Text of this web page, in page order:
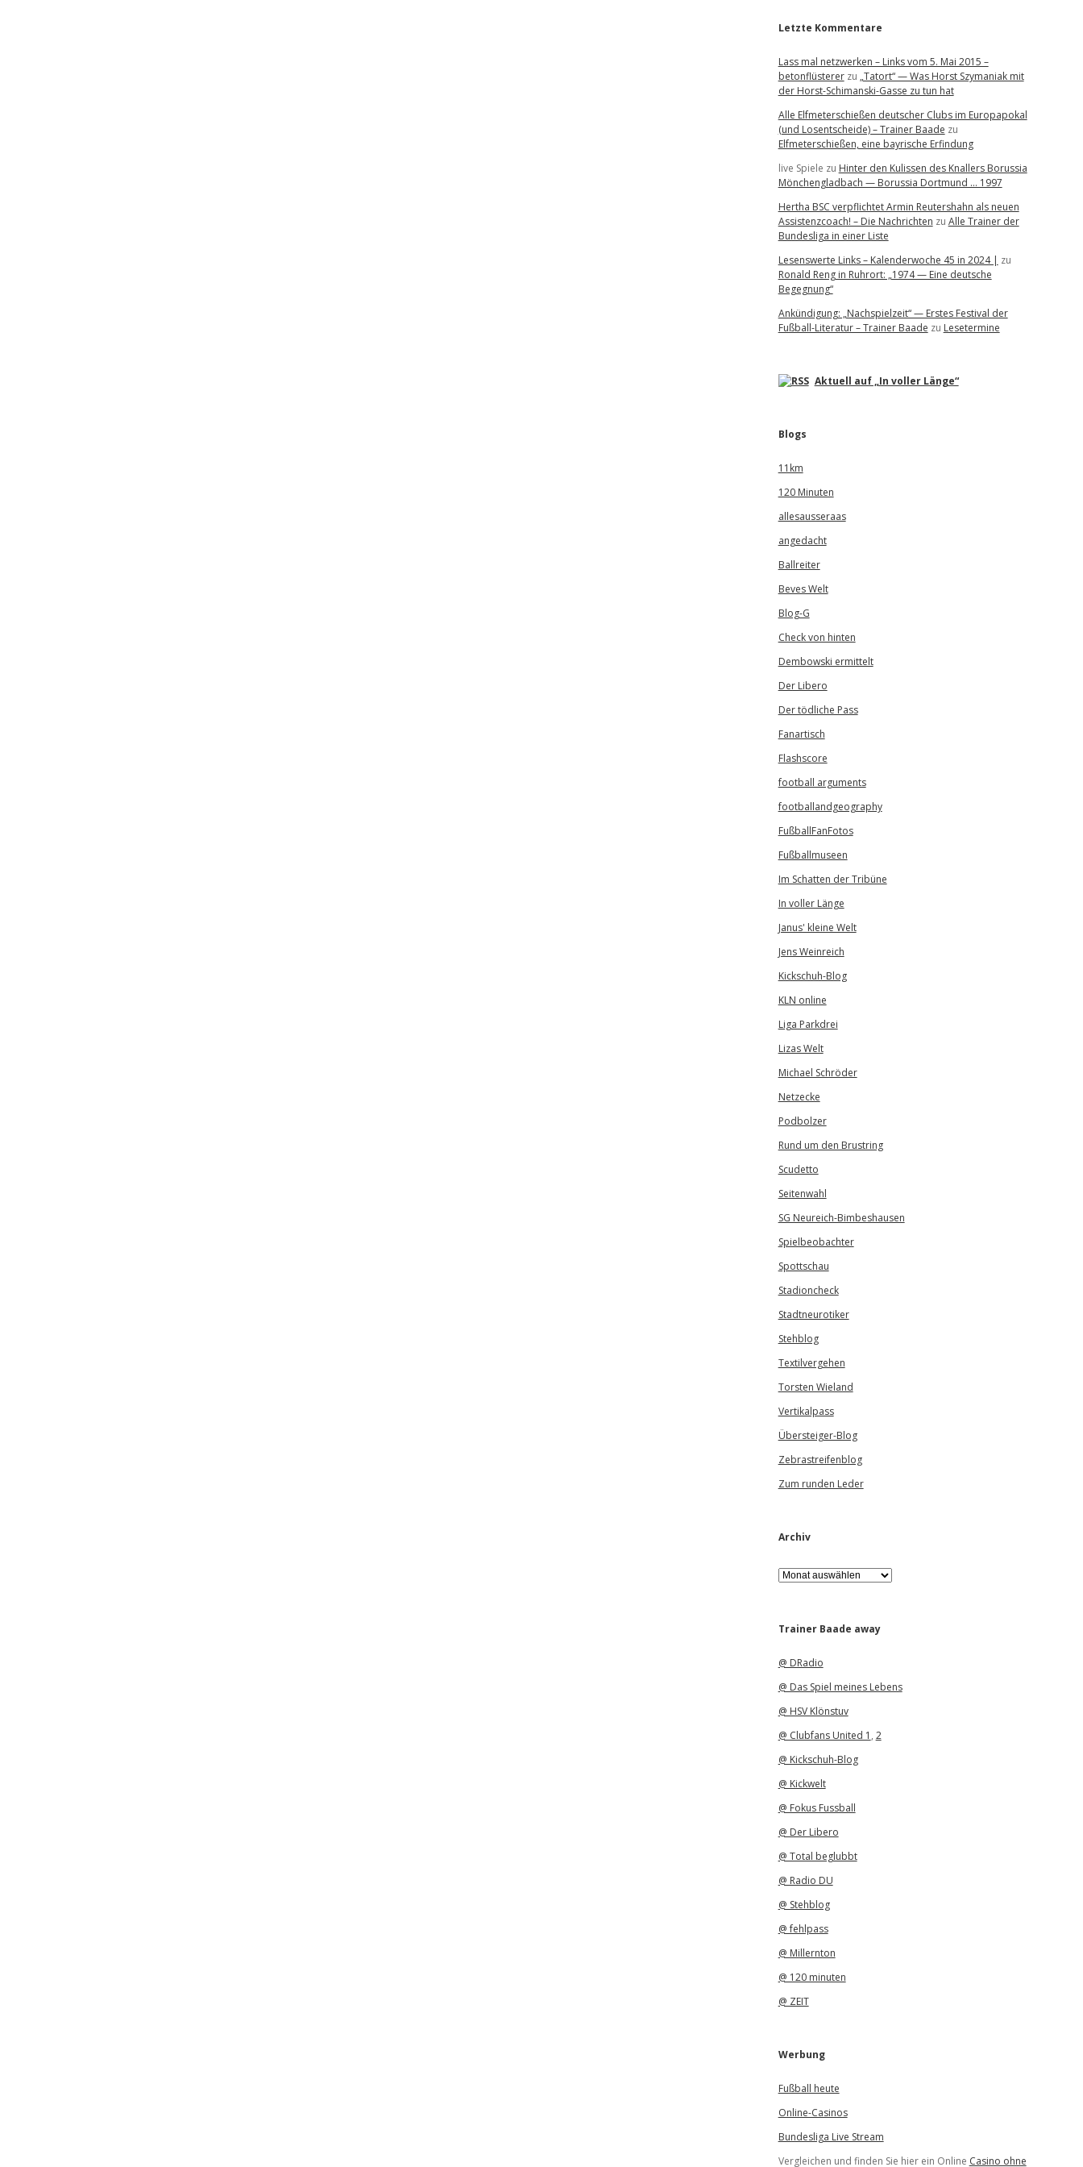
Letzte Kommentare
Lass mal netzwerken – Links vom 5. Mai 2015 –
betonflüstererzu „Tatort“ — Was Horst Szymaniak mit
der Horst-Schimanski-Gasse zu tun hat
Alle Elfmeterschießen deutscher Clubs im Europapokal
(und Losentscheide) – Trainer Baade zu
Elfmeterschießen, eine bayrische Erfindung
live Spiele zu Hinter den Kulissen des Knallers Borussia
Mönchengladbach — Borussia Dortmund … 1997
Hertha BSC verpflichtet Armin Reutershahn als neuen
Assistenzcoach! – Die Nachrichten zu Alle Trainer der
Bundesliga in einer Liste
Lesenswerte Links – Kalenderwoche 45 in 2024 | zu
Ronald Reng in Ruhrort: „1974 — Eine deutsche
Begegnung“
Ankündigung: „Nachspielzeit“ — Erstes Festival der
Fußball-Literatur – Trainer Baade zu Lesetermine
Aktuell auf „In voller Länge“
Blogs
11km
120 Minuten
allesausseraas
angedacht
Ballreiter
Beves Welt
Blog-G
Check von hinten
Dembowski ermittelt
Der Libero
Der tödliche Pass
Fanartisch
Flashscore
football arguments
footballandgeography
FußballFanFotos
Fußballmuseen
Im Schatten der Tribüne
In voller Länge
Janus' kleine Welt
Jens Weinreich
Kickschuh-Blog
KLN online
Liga Parkdrei
Lizas Welt
Michael Schröder
Netzecke
Podbolzer
Rund um den Brustring
Scudetto
Seitenwahl
SG Neureich-Bimbeshausen
Spielbeobachter
Spottschau
Stadioncheck
Stadtneurotiker
Stehblog
Textilvergehen
Torsten Wieland
Vertikalpass
Übersteiger-Blog
Zebrastreifenblog
Zum runden Leder
Archiv
A
r
iTrainer Baade away
@ DRadio
@ Das Spiel meines Lebens
@ HSV Klönstuv
@ Clubfans United 1 , 2
@ Kickschuh-Blog
@ Kickwelt
@ Fokus Fussball
@ Der Libero
@ Total beglubbt
@ Radio DU
@ Stehblog
@ fehlpass
@ Millernton
@ 120 minuten
@ ZEIT
Werbung
Fußball heute
Online-Casinos
Bundesliga Live Stream
Vergleichen und finden Sie hier ein Online Casino ohne